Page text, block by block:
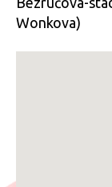
Wonkova)